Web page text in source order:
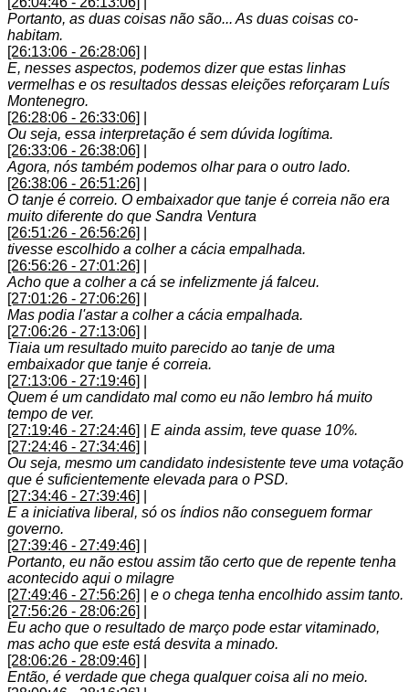
Portanto, as duas coisas não são... As duas coisas co-
habitam.
[26:13:06 - 26:28:06]
E, nesses aspectos, podemos dizer que estas linhas
vermelhas e os resultados dessas eleições reforçaram Luís
Montenegro.
[26:28:06 - 26:33:06]
Ou seja, essa interpretação é sem dúvida logítima.
[26:33:06 - 26:38:06]
Agora, nós também podemos olhar para o outro lado.
[26:38:06 - 26:51:26]
O tanje é correio. O embaixador que tanje é correia não era
muito diferente do que Sandra Ventura
[26:51:26 - 26:56:26]
tivesse escolhido a colher a cácia empalhada.
[26:56:26 - 27:01:26]
Acho que a colher a cá se infelizmente já falceu.
[27:01:26 - 27:06:26]
Mas podia l'astar a colher a cácia empalhada.
[27:06:26 - 27:13:06]
Tiaia um resultado muito parecido ao tanje de uma
embaixador que tanje é correia.
[27:13:06 - 27:19:46]
Quem é um candidato mal como eu não lembro há muito
tempo de ver.
[27:19:46 - 27:24:46]
E ainda assim, teve quase 10%.
[27:24:46 - 27:34:46]
Ou seja, mesmo um candidato indesistente teve uma votação
que é suficientemente elevada para o PSD.
[27:34:46 - 27:39:46]
E a iniciativa liberal, só os índios não conseguem formar
governo.
[27:39:46 - 27:49:46]
Portanto, eu não estou assim tão certo que de repente tenha
acontecido aqui o milagre
[27:49:46 - 27:56:26]
e o chega tenha encolhido assim tanto.
[27:56:26 - 28:06:26]
Eu acho que o resultado de março pode estar vitaminado,
mas acho que este está desvita a minado.
[28:06:26 - 28:09:46]
Então, é verdade que chega qualquer coisa ali no meio.